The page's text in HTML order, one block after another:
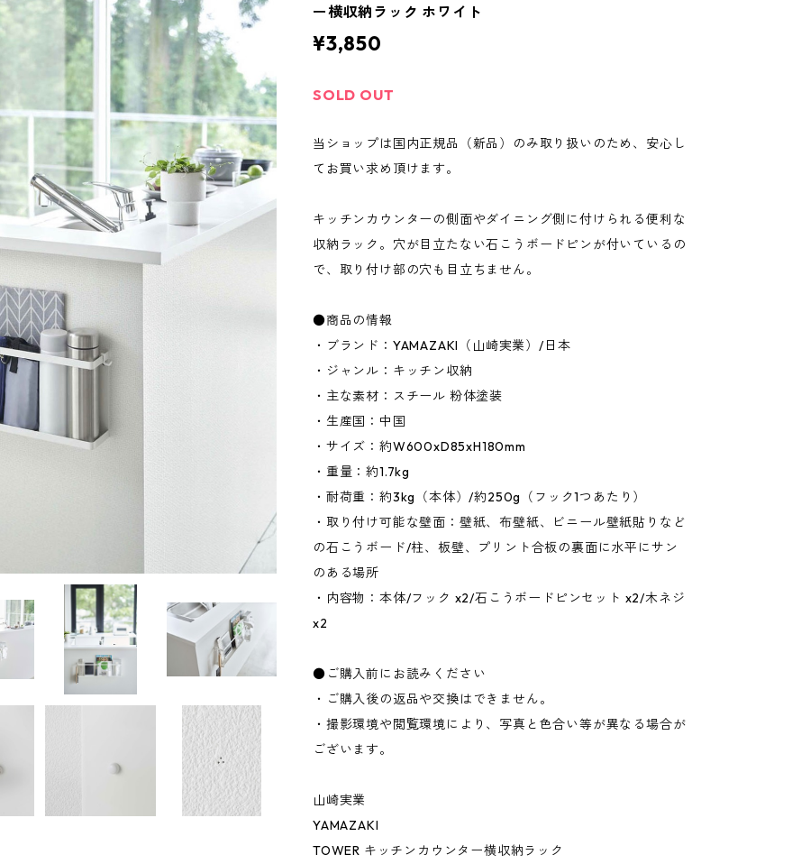
ー横収納ラック ホワイト
¥3,850
SOLD OUT
当ショップは国内正規品（新品）のみ取り扱いのため、安心し
てお買い求め頂けます。
キッチンカウンターの側面やダイニング側に付けられる便利な
収納ラック。穴が目立たない石こうボードピンが付いているの
で、取り付け部の穴も目立ちません。
●商品の情報
・ブランド：YAMAZAKI（山崎実業）/日本
・ジャンル：キッチン収納
・主な素材：スチール 粉体塗装
・生産国：中国
・サイズ：約W600xD85xH180mm
・重量：約1.7kg
・耐荷重：約3kg（本体）/約250g（フック1つあたり）
・取り付け可能な壁面：壁紙、布壁紙、ビニール壁紙貼りなど
の石こうボード/柱、板壁、プリント合板の裏面に水平にサン
のある場所
・内容物：本体/フック x2/石こうボードピンセット x2/木ネジ
x2
●ご購入前にお読みください
・ご購入後の返品や交換はできません。
・撮影環境や閲覧環境により、写真と色合い等が異なる場合が
ございます。
山崎実業
YAMAZAKI
TOWER キッチンカウンター横収納ラック